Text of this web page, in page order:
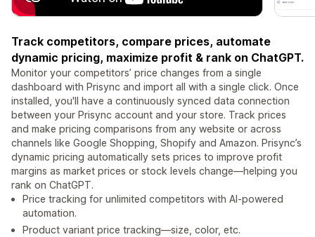
Track competitors, compare prices, automate
dynamic pricing, maximize profit & rank on ChatGPT.
Monitor your competitors’ price changes from a single
dashboard with Prisync and import all with a single click. Once
installed, you'll have a continuously synced data connection
between your Prisync account and your store. Track prices
and make pricing comparisons from any website or across
channels like Google Shopping, Shopify and Amazon. Prisync’s
dynamic pricing automatically sets prices to improve profit
margins as market prices or stock levels change—helping you
rank on ChatGPT.
Price tracking for unlimited competitors with AI-powered
automation.
Product variant price tracking—size, color, etc.